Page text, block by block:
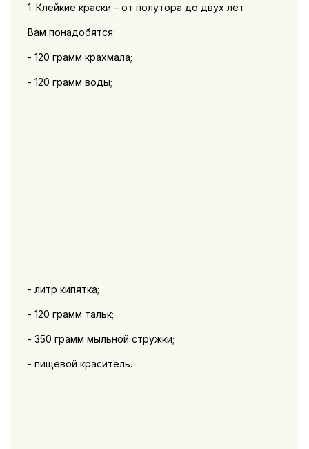
1. Клейкие краски – от полутора до двух лет
Вам понадобятся:
- 120 грамм крахмала;
- 120 грамм воды;
- литр кипятка;
- 120 грамм тальк;
- 350 грамм мыльной стружки;
- пищевой краситель.